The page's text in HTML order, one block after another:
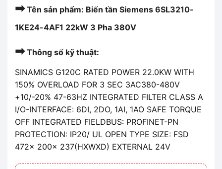
➡Tên sản phẩm: Biến tần Siemens 6SL3210-
1KE24-4AF1 22kW 3 Pha 380V
➡Thông số kỹ thuật:
SINAMICS G120C RATED POWER 22.0KW WITH
150% OVERLOAD FOR 3 SEC 3AC380-480V
+10/-20% 47-63HZ INTEGRATED FILTER CLASS A
I/O-INTERFACE: 6DI, 2DO, 1AI, 1AO SAFE TORQUE
OFF INTEGRATED FIELDBUS: PROFINET-PN
PROTECTION: IP20/ UL OPEN TYPE SIZE: FSD
472x 200x 237(HXWXD) EXTERNAL 24V